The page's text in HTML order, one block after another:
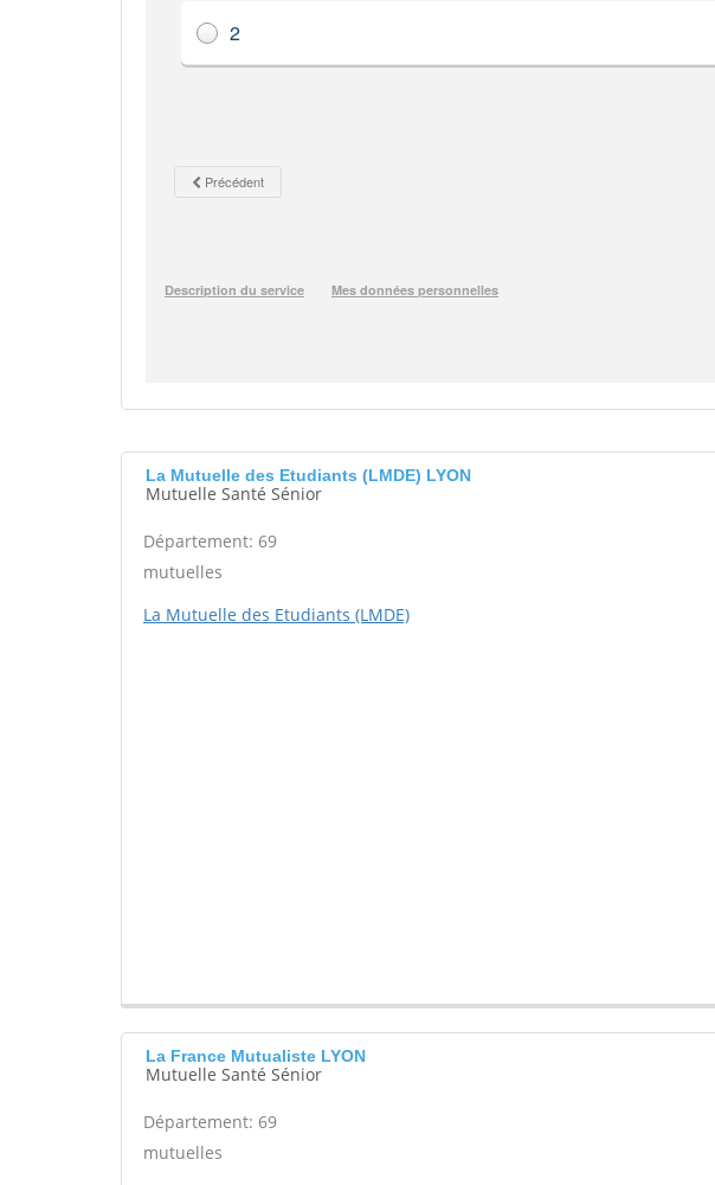
La Mutuelle des Etudiants (LMDE) LYON
Mutuelle Santé Sénior
Département: 69
mutuelles
La Mutuelle des Etudiants (LMDE)
La France Mutualiste LYON
Mutuelle Santé Sénior
Département: 69
mutuelles